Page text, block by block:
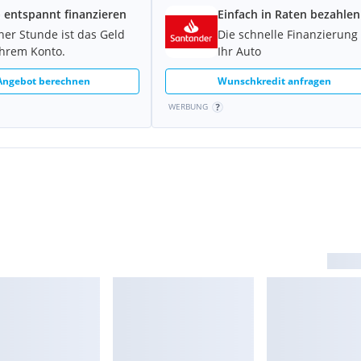
entspannt finanzieren
Stunde ist das Geld
Konto.
berechnen
Einfach in Raten bezahlen
Die schnelle
Ihr Auto
Wunschkredit anfragen
WERBUNG